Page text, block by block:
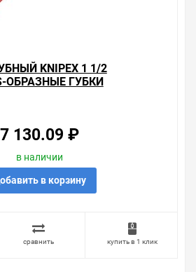
KNIPEX 1 1/2
ГУБКИ
7 130.09 ₽
в наличии
в корзину
сравнить купить в 1 клик